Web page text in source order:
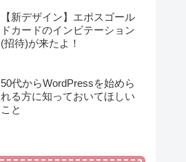
【新デザイン】エポスゴール
ドカードのインビテーション
(招待)が来たよ！
50代からWordPressを始めら
れる方に知っておいてほしい
こと